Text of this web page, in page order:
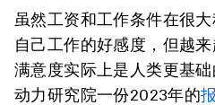
虽然工资和工作条件在很
自己工作的好感度，但越
满意度实际上是人类更基
动力研究院一份2023年的